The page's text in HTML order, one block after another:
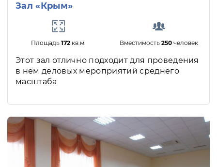
Зал «Крым»
Площадь172 кв.м. Вместимость250 человек
Этот зал отлично подходит для проведения
в нем деловых мероприятий среднего
масштаба